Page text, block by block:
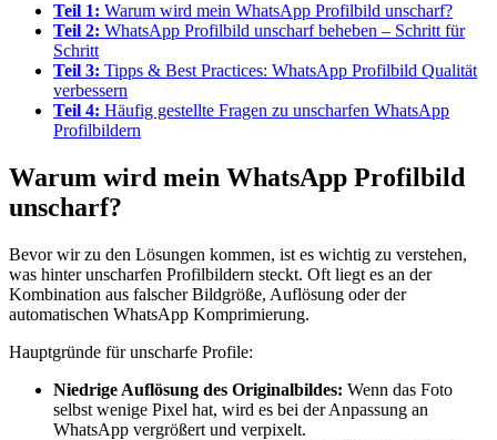
Teil 1: Warum wird mein WhatsApp Profilbild unscharf?
Teil 2: WhatsApp Profilbild unscharf beheben – Schritt für
Schritt
Teil 3: Tipps & Best Practices: WhatsApp Profilbild Qualität
verbessern
Teil 4: Häufig gestellte Fragen zu unscharfen WhatsApp
Profilbildern
Warum wird mein WhatsApp Profilbild
unscharf?
Bevor wir zu den Lösungen kommen, ist es wichtig zu verstehen,
was hinter unscharfen Profilbildern steckt. Oft liegt es an der
Kombination aus falscher Bildgröße, Auflösung oder der
automatischen WhatsApp Komprimierung.
Hauptgründe für unscharfe Profile:
Niedrige Auflösung des Originalbildes: Wenn das Foto
selbst wenige Pixel hat, wird es bei der Anpassung an
WhatsApp vergrößert und verpixelt.